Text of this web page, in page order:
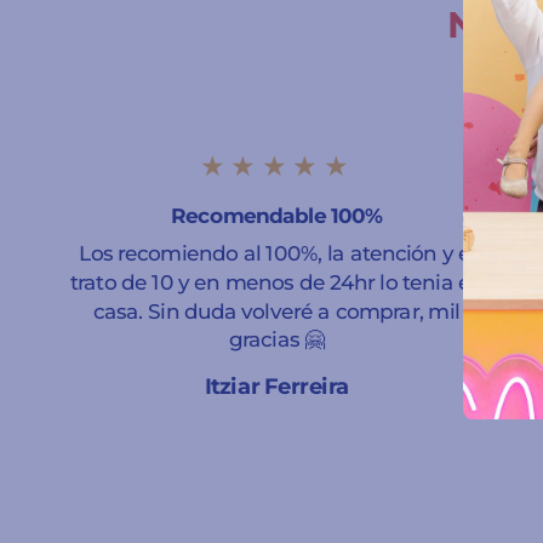
★★★★★
Recomendable 100%
Los recomiendo al 100%, la atención y el
trato de 10 y en menos de 24hr lo tenia en
casa. Sin duda volveré a comprar, mil
gracias 🤗
Itziar Ferreira